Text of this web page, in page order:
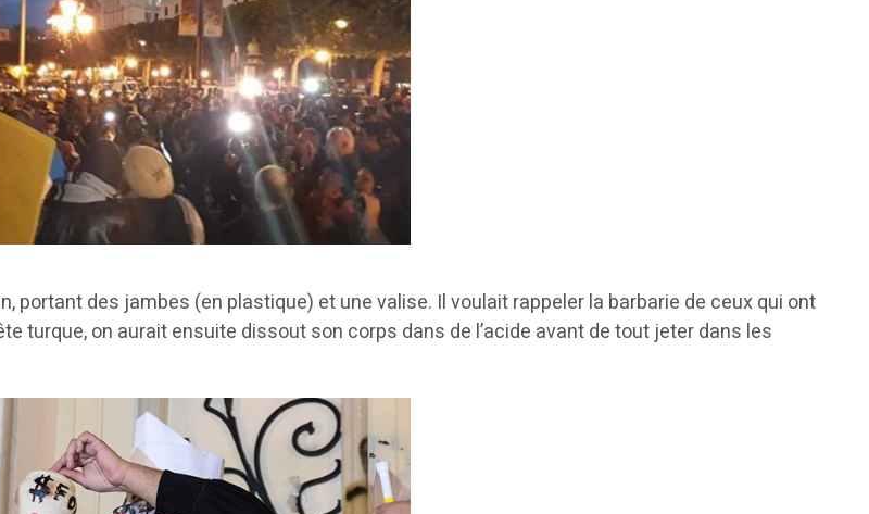
portant des jambes (en plastique) et une valise. Il voulait rappeler la barbarie de ceux qui ont
turque, on aurait ensuite dissout son corps dans de l’acide avant de tout jeter dans les